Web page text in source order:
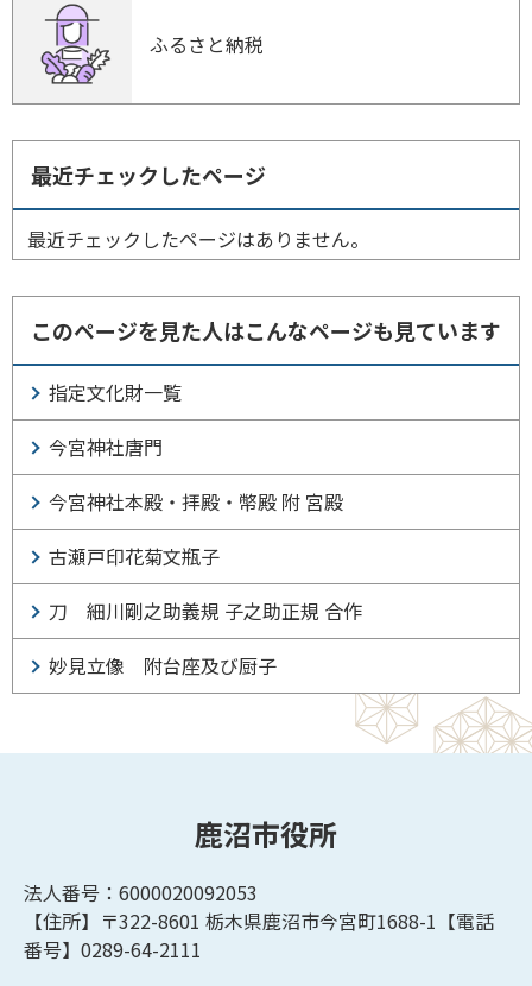
ふるさと納税
最近チェックしたページ
最近チェックしたページはありません。
このページを見た人はこんなページも見ています
指定文化財一覧
今宮神社唐門
今宮神社本殿・拝殿・幣殿 附 宮殿
古瀬戸印花菊文瓶子
刀 細川剛之助義規 子之助正規 合作
妙見立像 附台座及び厨子
鹿沼市役所
法人番号：6000020092053
【住所】〒322-8601 栃木県鹿沼市今宮町1688-1【電話
番号】0289-64-2111